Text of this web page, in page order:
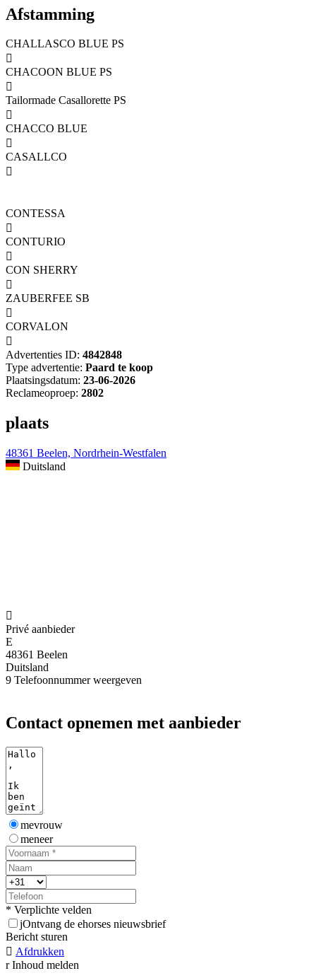
Afstamming
CHALLASCO BLUE PS

CHACOON BLUE PS

Tailormade Casallorette PS

CHACCO BLUE

CASALLCO

CONTESSA

CONTURIO

CON SHERRY

ZAUBERFEE SB

CORVALON

Advertenties ID: 4842848
Type advertentie: Paard te koop
Plaatsingsdatum: 23-06-2026
Reclameoproep: 2802
plaats
48361 Beelen, Nordrhein-Westfalen
Duitsland

Privé aanbieder
E
48361 Beelen
Duitsland
9 Telefoonnummer weergeven
Contact opnemen met aanbieder
mevrouw
meneer
* Verplichte velden
jOntvang de ehorses nieuwsbrief
Bericht sturen
 Afdrukken
r Inhoud melden